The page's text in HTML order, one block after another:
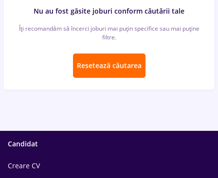
Nu au fost găsite joburi conform căutării tale
Îți recomandăm să încerci joburi mai puțin specifice sau mai puține
filtre.
Resetează căutarea
Candidat
Creare CV